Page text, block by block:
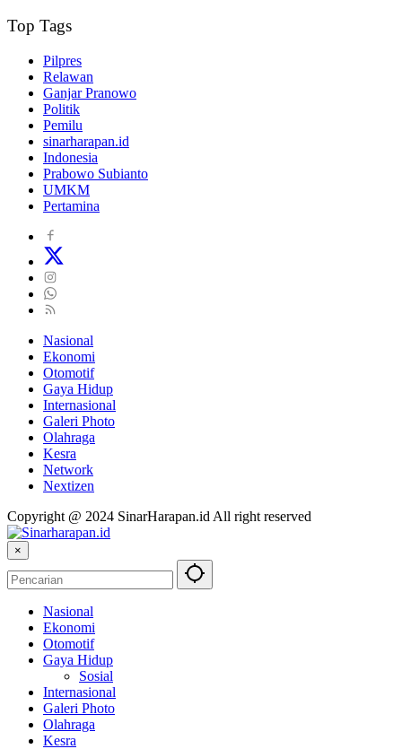
Top Tags
Pilpres
Relawan
Ganjar Pranowo
Politik
Pemilu
sinarharapan.id
Indonesia
Prabowo Subianto
UMKM
Pertamina
Nasional
Ekonomi
Otomotif
Gaya Hidup
Internasional
Galeri Photo
Olahraga
Kesra
Network
Nextizen
Copyright @ 2024 SinarHarapan.id All right reserved
×
Nasional
Ekonomi
Otomotif
Gaya Hidup
Sosial
Internasional
Galeri Photo
Olahraga
Kesra